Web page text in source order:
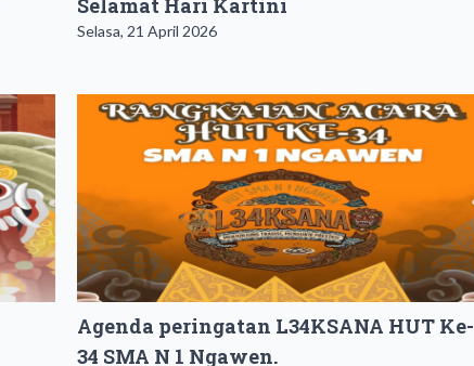
Selasa, 21 April 2026
Agenda peringatan L34KSANA HUT Ke-
34 SMA N 1 Ngawen.